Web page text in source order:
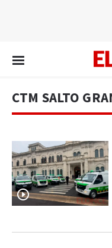
CTM SALTO